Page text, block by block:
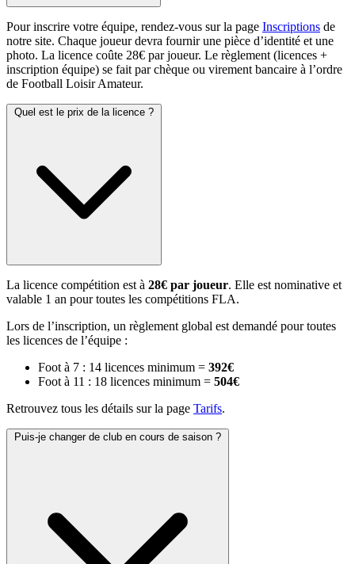
Pour inscrire votre équipe, rendez-vous sur la page Inscriptions de
notre site. Chaque joueur devra fournir une pièce d’identité et une
photo. La licence coûte 28€ par joueur. Le règlement (licences +
inscription équipe) se fait par chèque ou virement bancaire à l’ordre
de Football Loisir Amateur.
Quel est le prix de la licence ?
La licence compétition est à 28€ par joueur. Elle est nominative et
valable 1 an pour toutes les compétitions FLA.
Lors de l’inscription, un règlement global est demandé pour toutes
les licences de l’équipe :
Foot à 7 : 14 licences minimum = 392€
Foot à 11 : 18 licences minimum = 504€
Retrouvez tous les détails sur la page Tarifs.
Puis-je changer de club en cours de saison ?